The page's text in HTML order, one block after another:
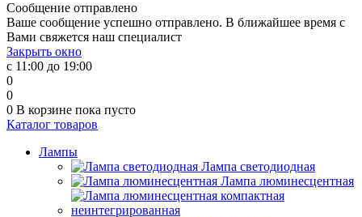
Сообщение отправлено
Ваше сообщение успешно отправлено. В ближайшее время с
Вами свяжется наш специалист
Закрыть окно
с 11:00 до 19:00
0
0
0 В корзине пока пусто
Каталог товаров
Лампы
Лампа светодиодная
Лампа люминесцентная